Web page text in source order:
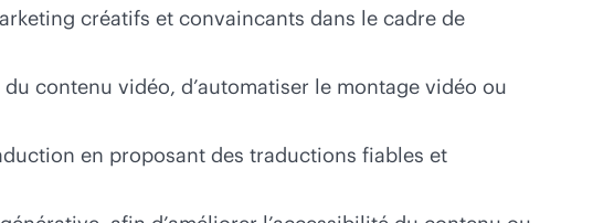
créatifs et convaincants dans le cadre de
contenu vidéo, d’automatiser le montage vidéo ou
en proposant des traductions fiables et